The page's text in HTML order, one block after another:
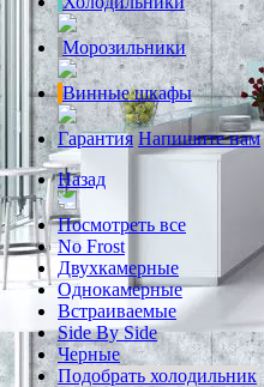
Морозильники
Винные шкафы
Гарантия Напишите нам
Назад
Посмотреть все
No Frost
Двухкамерные
Однокамерные
Встраиваемые
Side By Side
Черные
Подобрать холодильник